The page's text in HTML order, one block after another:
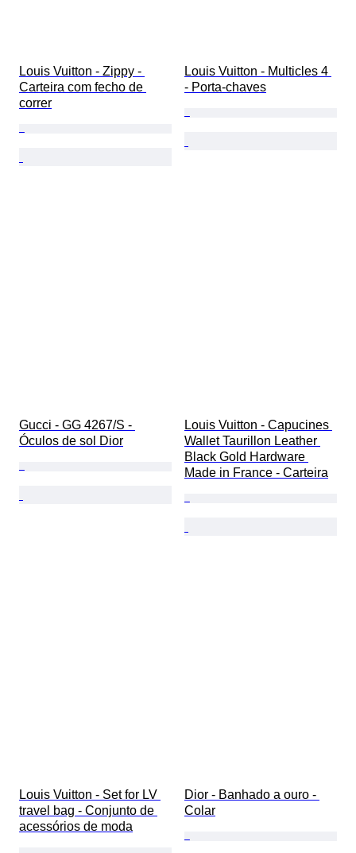
Louis Vuitton - Zippy -
Carteira com fecho de
correr
Louis Vuitton - Multicles 4
- Porta-chaves
Gucci - GG 4267/S -
Óculos de sol Dior
Louis Vuitton - Capucines
Wallet Taurillon Leather
Black Gold Hardware
Made in France - Carteira
Louis Vuitton - Set for LV
travel bag - Conjunto de
acessórios de moda
Dior - Banhado a ouro -
Colar